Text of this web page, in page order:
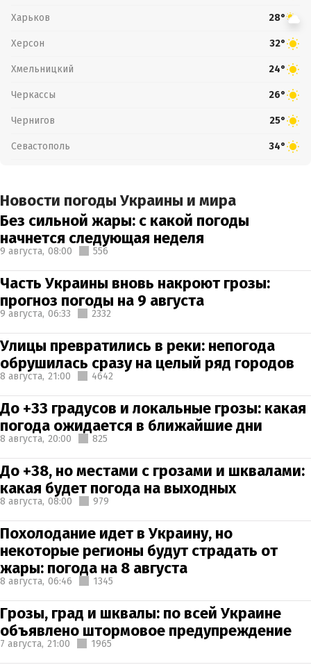
Харьков 28°
Херсон 32°
Хмельницкий 24°
Черкассы 26°
Чернигов 25°
Севастополь 34°
Новости погоды Украины и мира
Без сильной жары: с какой погоды
начнется следующая неделя
9 августа, 08:00 556
Часть Украины вновь накроют грозы:
прогноз погоды на 9 августа
9 августа, 06:33 2332
Улицы превратились в реки: непогода
обрушилась сразу на целый ряд городов
8 августа, 21:00 4642
До +33 градусов и локальные грозы: какая
погода ожидается в ближайшие дни
8 августа, 20:00 825
До +38, но местами с грозами и шквалами:
какая будет погода на выходных
8 августа, 08:00 979
Похолодание идет в Украину, но
некоторые регионы будут страдать от
жары: погода на 8 августа
8 августа, 06:46 1345
Грозы, град и шквалы: по всей Украине
объявлено штормовое предупреждение
7 августа, 21:00 1965